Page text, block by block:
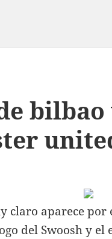
bilbao
claro aparece por
del Swoosh y